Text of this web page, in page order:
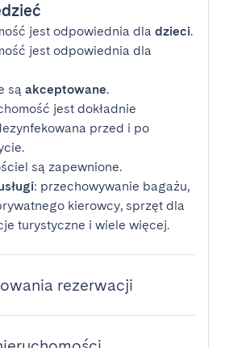
jest odpowiednia dla dzieci.
jest odpowiednia dla
są akceptowane.
jest dokładnie
przed i po
są zapewnione.
: przechowywanie bagażu,
kierowcy, sprzęt dla
turystyczne i wiele więcej.
rezerwacji